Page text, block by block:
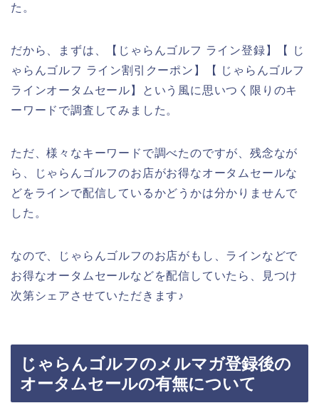
た。
だから、まずは、【じゃらんゴルフ ライン登録】【 じ
ゃらんゴルフ ライン割引クーポン】【 じゃらんゴルフ
ラインオータムセール】という風に思いつく限りのキ
ーワードで調査してみました。
ただ、様々なキーワードで調べたのですが、残念なが
ら、じゃらんゴルフのお店がお得なオータムセールな
どをラインで配信しているかどうかは分かりませんで
した。
なので、じゃらんゴルフのお店がもし、ラインなどで
お得なオータムセールなどを配信していたら、見つけ
次第シェアさせていただきます♪
じゃらんゴルフのメルマガ登録後の
オータムセールの有無について